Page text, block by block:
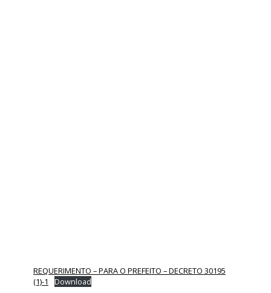
REQUERIMENTO – PARA O PREFEITO – DECRETO 30195
(1)-1
Download